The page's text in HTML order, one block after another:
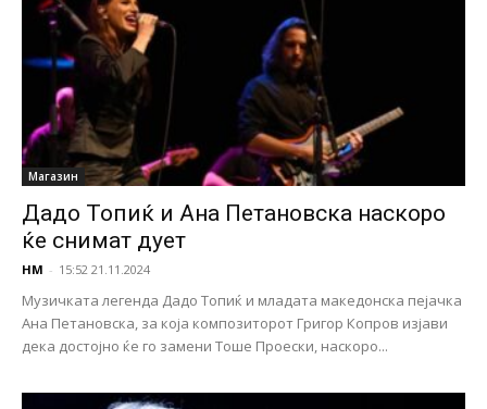
Магазин
Дадо Топиќ и Ана Петановска наскоро
ќе снимат дует
НМ - 15:52 21.11.2024
Музичката легенда Дадо Топиќ и младата македонска пејачка
Ана Петановска, за која композиторот Григор Копров изјави
дека достојно ќе го замени Тоше Проески, наскоро...